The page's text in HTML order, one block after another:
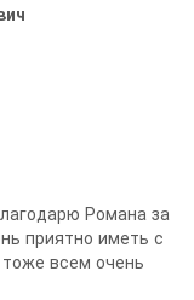
Романа за
приятно иметь с
всем очень